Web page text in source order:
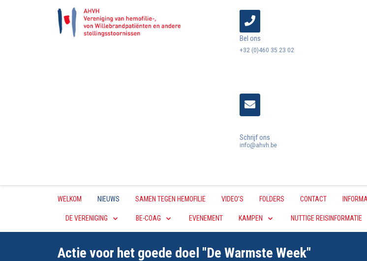
Bel ons
+32 (0)460 35 23 02
Schrijf ons
info@ahvh.be
WELKOM NIEUWS SAMEN TEGEN HEMOFILIE VIDEO’S FOLDERS CONTACT
DE VERENIGING BE-COAG EVENEMENT KAMPEN NUTTIGE REISINFORMATIE
Actie voor het goede doel "De Warmste Week"